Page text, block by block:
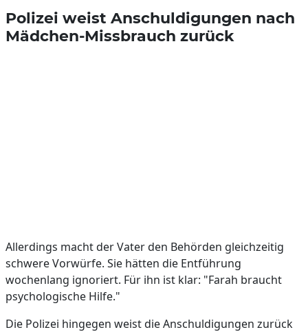
Polizei weist Anschuldigungen nach
Mädchen-Missbrauch zurück
Allerdings macht der Vater den Behörden gleichzeitig
schwere Vorwürfe. Sie hätten die Entführung
wochenlang ignoriert. Für ihn ist klar: "Farah braucht
psychologische Hilfe."
Die Polizei hingegen weist die Anschuldigungen zurück